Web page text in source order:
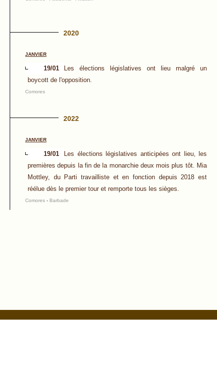
2020
JANVIER
19/01
Les élections législatives ont lieu malgré un
boycott de l'opposition.
Comores
2022
JANVIER
19/01
Les élections législatives anticipées ont lieu, les
premières depuis la fin de la monarchie deux mois plus tôt. Mia
Mottley, du Parti travailliste et en fonction depuis 2018 est
réélue dès le premier tour et remporte tous les sièges.
Comores - Barbade